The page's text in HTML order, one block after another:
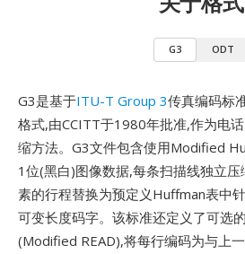
G3 ODT
G3是基于ITU-T Group 3传真编码标
格式,由CCITT于1980年批准,作为电
缩方法。G3文件包含使用Modified
1位(黑白)图像数据,每条扫描线独立
素的行程替换为预定义Huffman表中
可变长度码字。该标准还定义了可选
(Modified READ),将每行编码为与上